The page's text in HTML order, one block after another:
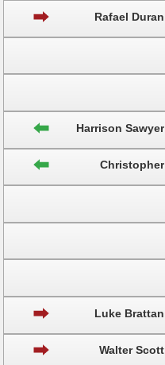
Rafael Duran
Harrison Sawyer
Christopher
Luke Brattan
Walter Scott